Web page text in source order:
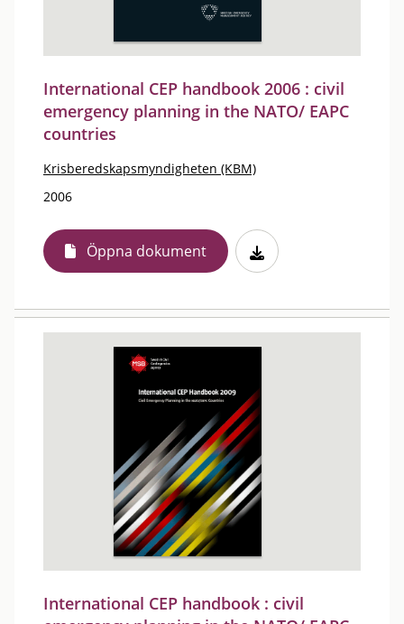
International CEP handbook 2006 : civil
emergency planning in the NATO/ EAPC
countries
Krisberedskapsmyndigheten (KBM)
2006
Öppna dokument
International CEP handbook : civil